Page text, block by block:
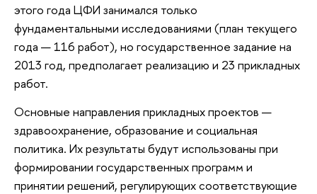
этого года ЦФИ занимался только
фундаментальными исследованиями (план текущего
года — 116 работ), но государственное задание на
2013 год, предполагает реализацию и 23 прикладных
работ.
Основные направления прикладных проектов —
здравоохранение, образование и социальная
политика. Их результаты будут использованы при
формировании государственных программ и
принятии решений, регулирующих соответствующие